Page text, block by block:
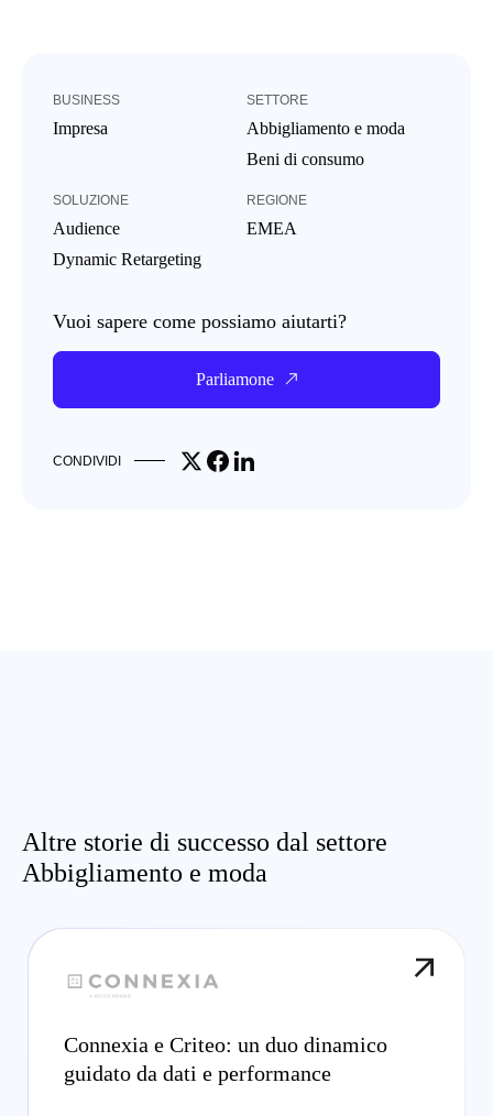
BUSINESS
Impresa
SETTORE
Abbigliamento e moda
Beni di consumo
SOLUZIONE
Audience
Dynamic Retargeting
REGIONE
EMEA
Vuoi sapere come possiamo aiutarti?
Parliamone
CONDIVIDI Share on X
Share on Facebook
Share on LinkedIn
Altre storie di successo dal settore
Abbigliamento e moda
Connexia e Criteo: un duo dinamico
guidato da dati e performance